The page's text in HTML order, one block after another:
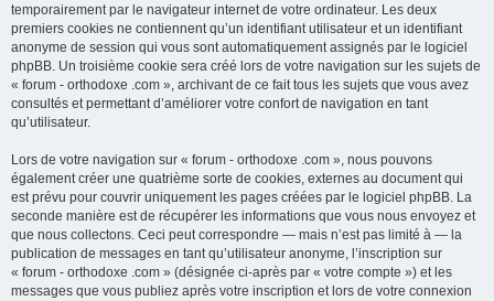
temporairement par le navigateur internet de votre ordinateur. Les deux
premiers cookies ne contiennent qu’un identifiant utilisateur et un identifiant
anonyme de session qui vous sont automatiquement assignés par le logiciel
phpBB. Un troisième cookie sera créé lors de votre navigation sur les sujets de
« forum - orthodoxe .com », archivant de ce fait tous les sujets que vous avez
consultés et permettant d’améliorer votre confort de navigation en tant
qu’utilisateur.
Lors de votre navigation sur « forum - orthodoxe .com », nous pouvons
également créer une quatrième sorte de cookies, externes au document qui
est prévu pour couvrir uniquement les pages créées par le logiciel phpBB. La
seconde manière est de récupérer les informations que vous nous envoyez et
que nous collectons. Ceci peut correspondre — mais n’est pas limité à — la
publication de messages en tant qu’utilisateur anonyme, l’inscription sur
« forum - orthodoxe .com » (désignée ci-après par « votre compte ») et les
messages que vous publiez après votre inscription et lors de votre connexion